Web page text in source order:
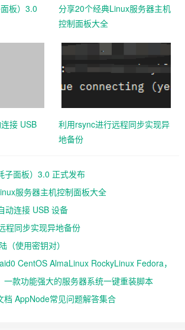
板）3.0
分享20个经典Linux服务器主机
控制面板大全
接 USB
利用rsync进行远程同步实现异
地备份
子面板）3.0 正式发布
服务器主机控制面板大全
动连接 USB 设备
程同步实现异地备份
（使用密钥对）
CentOS AlmaLinux RockyLinux Fedora，
一款功能强大的服务器系统一键重装脚本
档 AppNode常见问题解答集合